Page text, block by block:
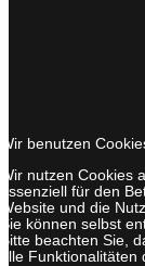
Wir benutzen
Wir nutzen Cookies
essenziell für den
Website und die
Sie können selbst
Bitte beachten Sie,
alle